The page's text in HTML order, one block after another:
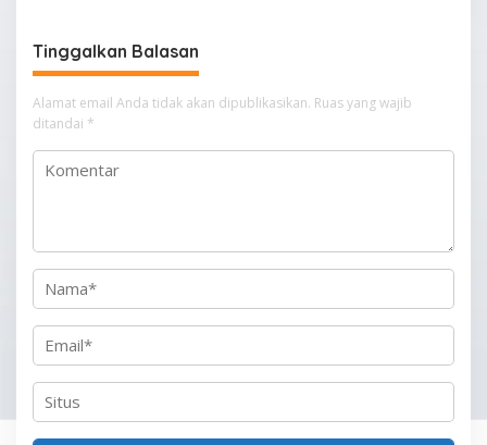
a
s
i
p
o
Tinggalkan Balasan
Alamat email Anda tidak akan dipublikasikan. Ruas yang wajib
ditandai *